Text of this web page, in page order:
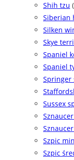
Shih tzu
Siberian
Silken
Skye
Spaniel
Spaniel
Springer
Sussex
Szpic
Szpic